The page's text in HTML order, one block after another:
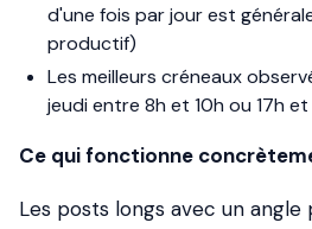
d'une fois par jour est
productif)
Les meilleurs créneaux
jeudi entre 8h et 10h ou 17h
Ce qui fonctionne
Les posts longs avec un angle